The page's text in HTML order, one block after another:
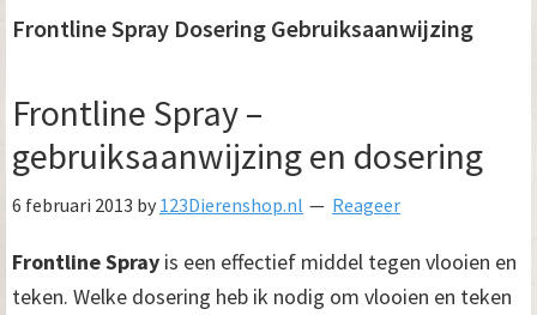
Frontline Spray Dosering Gebruiksaanwijzing
Frontline Spray –
gebruiksaanwijzing en dosering
6 februari 2013 by 123Dierenshop.nl Reageer
Frontline Spray is een effectief middel tegen vlooien en
teken. Welke dosering heb ik nodig om vlooien en teken